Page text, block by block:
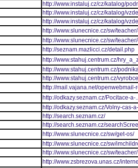
http://www.instaluj.cz/cz/katalog/
http://www.instaluj.cz/cz/katalog/
http://www.instaluj.cz/cz/katalog/
http://www.slunecnice.cz/sw/
http://www.slunecnice.cz/sw/
http://seznam.mazlicci.cz/detail.php
http://www.stahuj.centrum.cz/
http://www.stahuj.centrum.cz/
http://www.stahuj.centrum.cz/
http://mail.vajana.net/openwebmail-
http://odkazy.seznam.cz/Pocitace-
http://odkazy.seznam.cz/Volny-cas-
http://search.seznam.cz/
http://search.seznam.cz/
http://www.slunecnice.cz/sw/get-os/
http://www.slunecnice.cz/sw/
http://www.slunecnice.cz/sw/teacher/
http://www.zsbrezova.unas.cz/